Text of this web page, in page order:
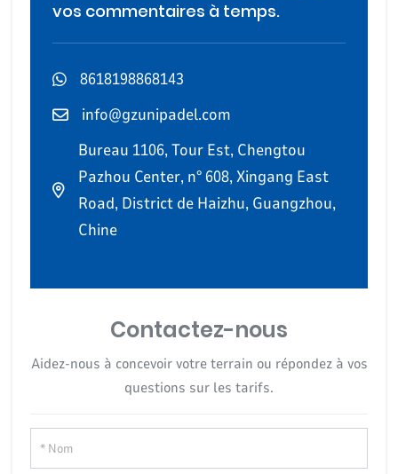
vos commentaires à temps.
8618198868143
info@gzunipadel.com
Bureau 1106, Tour Est, Chengtou
Pazhou Center, n° 608, Xingang East
Road, District de Haizhu, Guangzhou,
Chine
Contactez-nous
Aidez-nous à concevoir votre terrain ou répondez à vos
questions sur les tarifs.